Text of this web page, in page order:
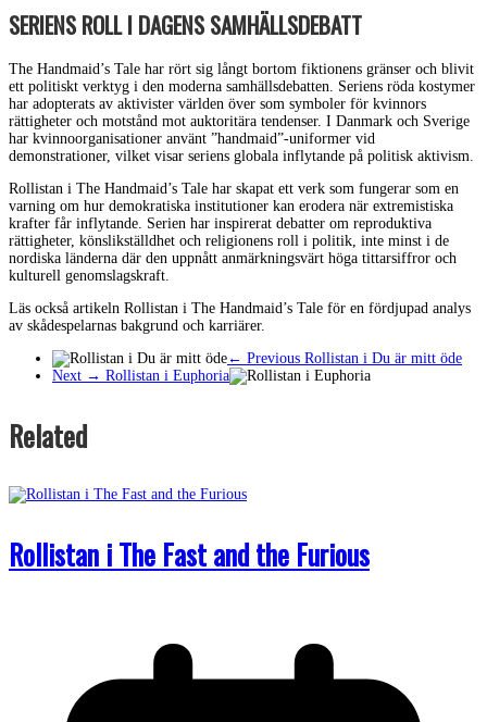
SERIENS ROLL I DAGENS SAMHÄLLSDEBATT
The Handmaid’s Tale har rört sig långt bortom fiktionens gränser och blivit
ett politiskt verktyg i den moderna samhällsdebatten. Seriens röda kostymer
har adopterats av aktivister världen över som symboler för kvinnors
rättigheter och motstånd mot auktoritära tendenser. I Danmark och Sverige
har kvinnoorganisationer använt ”handmaid”-uniformer vid
demonstrationer, vilket visar seriens globala inflytande på politisk aktivism.
Rollistan i The Handmaid’s Tale har skapat ett verk som fungerar som en
varning om hur demokratiska institutioner kan erodera när extremistiska
krafter får inflytande. Serien har inspirerat debatter om reproduktiva
rättigheter, könslikställdhet och religionens roll i politik, inte minst i de
nordiska länderna där den uppnått anmärkningsvärt höga tittarsiffror och
kulturell genomslagskraft.
Läs också artikeln Rollistan i The Handmaid’s Tale för en fördjupad analys
av skådespelarnas bakgrund och karriärer.
← Previous Rollistan i Du är mitt öde
Next → Rollistan i Euphoria
Related
Rollistan i The Fast and the Furious